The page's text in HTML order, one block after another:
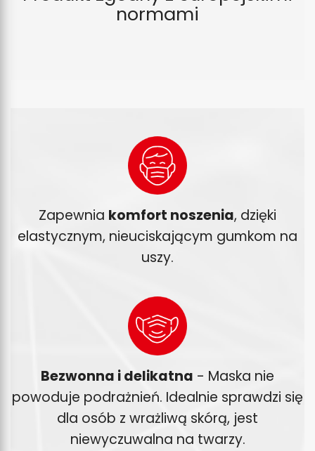
normami
Zapewnia komfort noszenia, dzięki
elastycznym, nieuciskającym gumkom na
uszy.
Bezwonna i delikatna - Maska nie
powoduje podrażnień. Idealnie sprawdzi się
dla osób z wrażliwą skórą, jest
niewyczuwalna na twarzy.